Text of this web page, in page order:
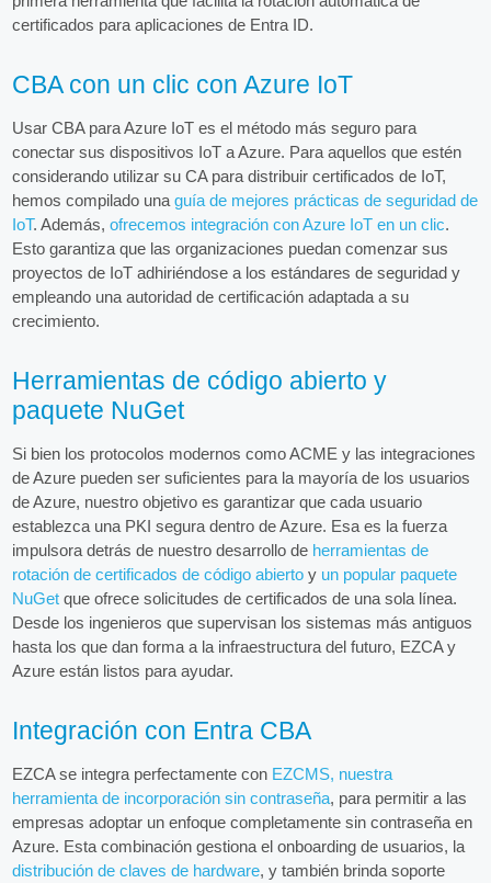
certificados para aplicaciones de Entra ID.
CBA con un clic con Azure IoT
Usar CBA para Azure IoT es el método más seguro para
conectar sus dispositivos IoT a Azure. Para aquellos que estén
considerando utilizar su CA para distribuir certificados de IoT,
hemos compilado unaguía de mejores prácticas de seguridad de
IoT. Además,ofrecemos integración con Azure IoT en un clic.
Esto garantiza que las organizaciones puedan comenzar sus
proyectos de IoT adhiriéndose a los estándares de seguridad y
empleando una autoridad de certificación adaptada a su
crecimiento.
Herramientas de código abierto y
paquete NuGet
Si bien los protocolos modernos como ACME y las integraciones
de Azure pueden ser suficientes para la mayoría de los usuarios
de Azure, nuestro objetivo es garantizar que cada usuario
establezca una PKI segura dentro de Azure. Esa es la fuerza
impulsora detrás de nuestro desarrollo de herramientas de
rotación de certificados de código abierto y un popular paquete
NuGet que ofrece solicitudes de certificados de una sola línea.
Desde los ingenieros que supervisan los sistemas más antiguos
hasta los que dan forma a la infraestructura del futuro, EZCA y
Azure están listos para ayudar.
Integración con Entra CBA
EZCA se integra perfectamente con EZCMS, nuestra
herramienta de incorporación sin contraseña, para permitir a las
empresas adoptar un enfoque completamente sin contraseña en
Azure. Esta combinación gestiona el onboarding de usuarios, la
distribución de claves de hardware, y también brinda soporte